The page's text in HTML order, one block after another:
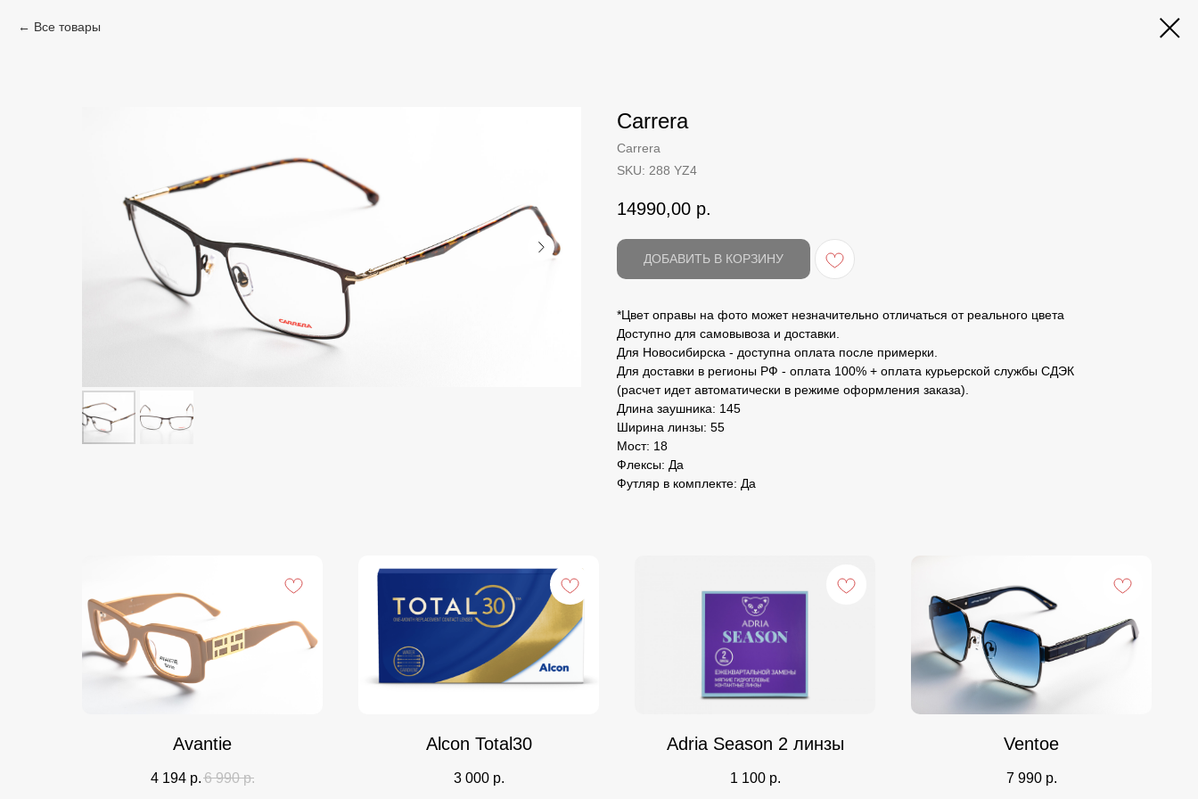
Все товары
Carrera
Carrera
SKU: 288 YZ4
14990,00 р.
ДОБАВИТЬ В КОРЗИНУ
*Цвет оправы на фото может незначительно отличаться от реального цвета
Доступно для самовывоза и доставки.
Для Новосибирска - доступна оплата после примерки.
Для доставки в регионы РФ - оплата 100% + оплата курьерской службы СДЭК
(расчет идет автоматически в режиме оформления заказа).
Длина заушника: 145
Ширина линзы: 55
Мост: 18
Флексы: Да
Футляр в комплекте: Да
Avantie
4 194 р. 6 990 р.
Alcon Total30
3 000 р.
Adria Season 2 линзы
1 100 р.
Ventoe
7 990 р.